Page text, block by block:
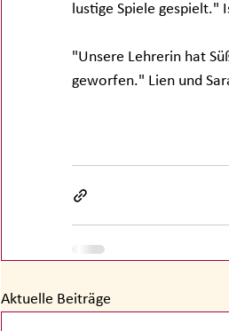
lustige Spiele gespielt."
"Unsere Lehrerin hat
geworfen." Lien und
Aktuelle Beiträge